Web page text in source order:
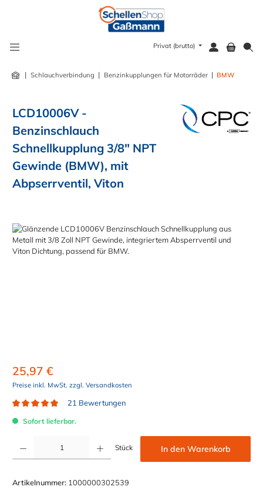
Privat (brutto)
| Schlauchverbindung | Benzinkupplungen für Motorräder | BMW
LCD10006V -
Benzinschlauch
Schnellkupplung 3/8" NPT
Gewinde (BMW), mit
Abpserrventil, Viton
Bildergalerie überspringen
25,97 €
Preise inkl. MwSt. zzgl. Versandkosten
21 Bewertungen
Sofort lieferbar.
Produkt Anzahl: Gib den gewünschten Wert ein oder benutze die Schaltflächen um die Anzahl
Stück In den Warenkorb
Artikelnummer: 1000000302539